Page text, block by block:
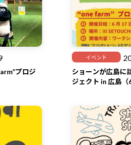
プロジ
イベント
ショーンが広島に
ジェクト in 広島（